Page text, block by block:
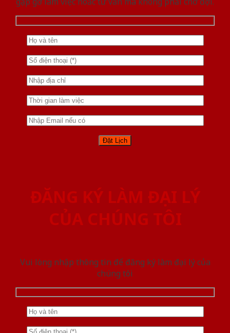
ĐĂNG KÝ LÀM ĐẠI LÝ
CỦA CHÚNG TÔI
Vui lòng nhập thông tin để đăng ký làm đại lý của
chúng tôi